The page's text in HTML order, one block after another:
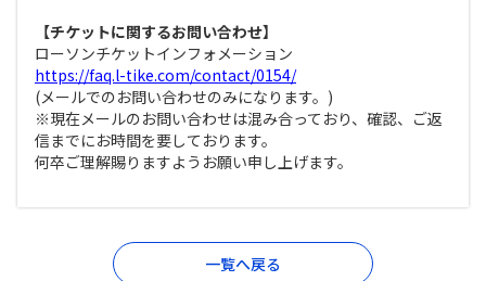
【チケットに関するお問い合わせ】
ローソンチケットインフォメーション
https://faq.l-tike.com/contact/0154/
(メールでのお問い合わせのみになります。)
※現在メールのお問い合わせは混み合っており、確認、ご返
信までにお時間を要しております。
何卒ご理解賜りますようお願い申し上げます。
一覧へ戻る